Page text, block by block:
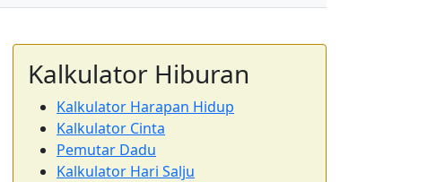
Kalkulator Hiburan
Kalkulator Harapan Hidup
Kalkulator Cinta
Pemutar Dadu
Kalkulator Hari Salju